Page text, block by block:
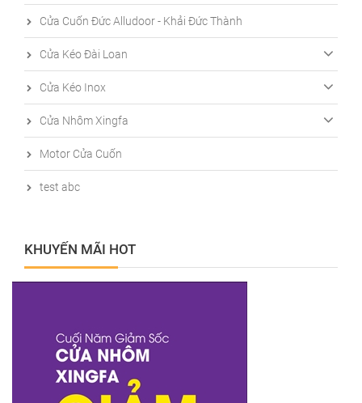
Cửa Cuốn Đức Alludoor - Khải Đức Thành
Cửa Kéo Đài Loan
Cửa Kéo Inox
Cửa Nhôm Xingfa
Motor Cửa Cuốn
test abc
KHUYẾN MÃI HOT